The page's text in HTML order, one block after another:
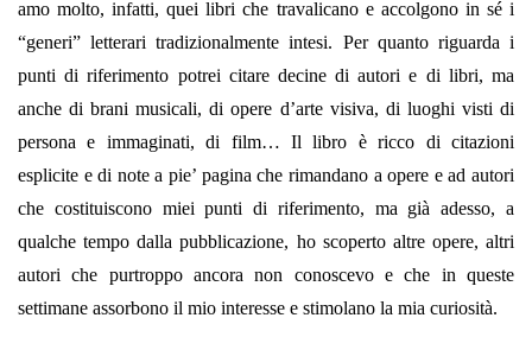
amo molto, infatti, quei libri che travalicano e accolgono in sé i
“generi” letterari tradizionalmente intesi. Per quanto riguarda i
punti di riferimento potrei citare decine di autori e di libri, ma
anche di brani musicali, di opere d’arte visiva, di luoghi visti di
persona e immaginati, di film… Il libro è ricco di citazioni
esplicite e di note a pie’ pagina che rimandano a opere e ad autori
che costituiscono miei punti di riferimento, ma già adesso, a
qualche tempo dalla pubblicazione, ho scoperto altre opere, altri
autori che purtroppo ancora non conoscevo e che in queste
settimane assorbono il mio interesse e stimolano la mia curiosità.